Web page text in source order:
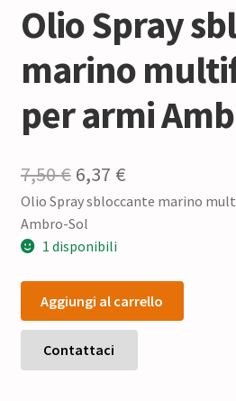
Olio Spray
marino
per armi
7,50€ Il
prezzo
originale
7,50 €.
6,37 €Il
prezzo
6,37 €.
Olio Spray sbloccante marino
Ambro-Sol
1 disponibili
Olio
Spray
sbloccante
marino
multifunzione
Aggiungi al carrello
Contattaci